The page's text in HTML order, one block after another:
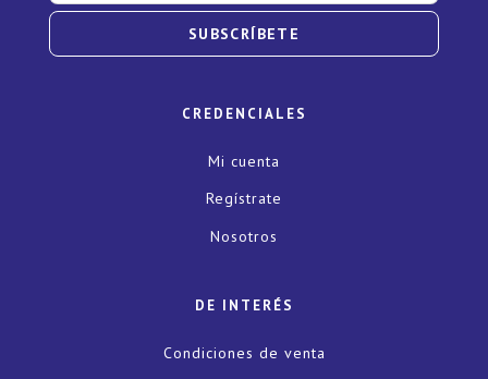
SUBSCRÍBETE
CREDENCIALES
Mi cuenta
Regístrate
Nosotros
DE INTERÉS
Condiciones de venta